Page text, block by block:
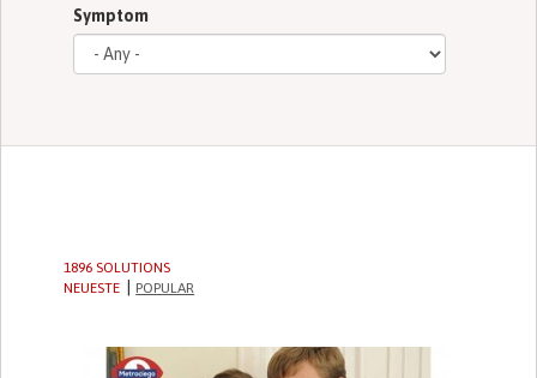
Symptom
1896 SOLUTIONS
NEUESTE
POPULAR